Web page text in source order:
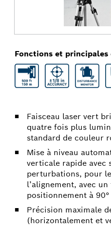
Faisceau laser vert
quatre fois plus
standard de couleur
Mise à niveau
verticale rapide avec
perturbations, pour
l’alignement, avec
positionnement à 90°
Précision maximale
(horizontalement et
Fonctions et